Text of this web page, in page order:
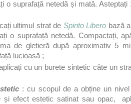
o suprafață netedă și mată. Asteptați
ultimul strat de Spirito Libero bază
o suprafață netedă. Compactați,
de gletieră după aproximativ 5
lucioasă ;
cu un burete sintetic câte un
: cu scopul de a obține un
și efect estetic satinat sau opac,